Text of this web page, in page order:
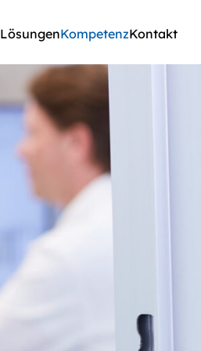
LösungenKompetenzKontakt